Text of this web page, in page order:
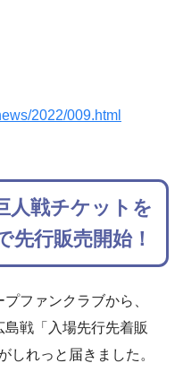
2022/009.html
人戦チケットを
行販売開始！
ファンクラブから、
戦「入場先行先着販
しれっと届きました。